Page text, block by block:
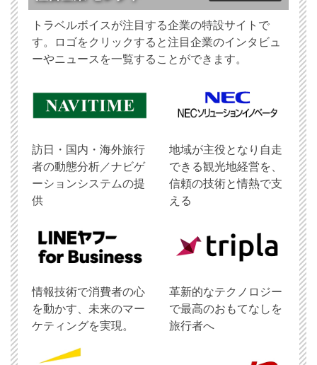
トラベルボイスが注目する企業の特設サイトで
す。ロゴをクリックすると注目企業のインタビュ
ーやニュースを一覧することができます。
訪日・国内・海外旅行
者の動態分析／ナビゲ
ーションシステムの提
供
地域が主役となり自走
できる観光地経営を、
信頼の技術と情熱で支
える
情報技術で消費者の心
を動かす、未来のマー
ケティングを実現。
革新的なテクノロジー
で最高のおもてなしを
旅行者へ